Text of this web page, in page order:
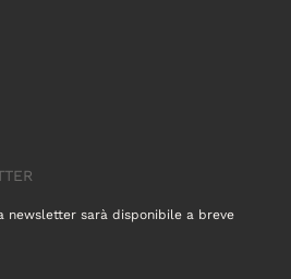
newsletter sarà disponibile a breve